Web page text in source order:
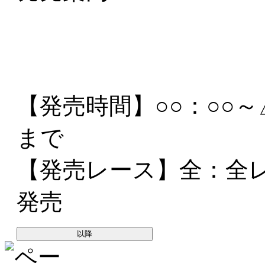
【発売時間】 ○○：○○
まで
【発売レース】 全 ：
発売
以降